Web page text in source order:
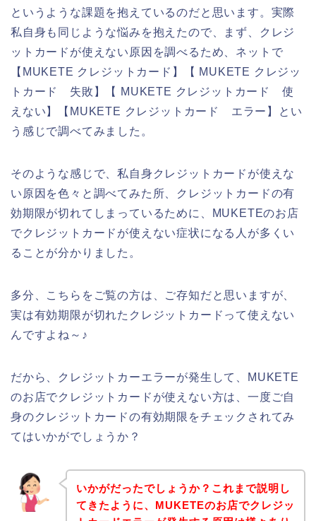
というような課題を抱えているのだと思います。実際
私自身も同じような悩みを抱えたので、まず、クレジ
ットカードが使えない原因を調べるため、ネットで
【MUKETE クレジットカード】【 MUKETE クレジッ
トカード 失敗】【 MUKETE クレジットカード 使
えない】【MUKETE クレジットカード エラー】とい
う感じで調べてみました。
そのような感じで、私自身クレジットカードが使えな
い原因を色々と調べてみた所、クレジットカードの有
効期限が切れてしまっているために、MUKETEのお店
でクレジットカードが使えない症状になる人が多くい
ることが分かりました。
多分、こちらをご覧の方は、ご存知だと思いますが、
実は有効期限が切れたクレジットカードって使えない
んですよね～♪
だから、クレジットカーエラーが発生して、MUKETE
のお店でクレジットカードが使えない方は、一度ご自
身のクレジットカードの有効期限をチェックされてみ
てはいかがでしょうか？
いかがだったでしょうか？これまで説明し
てきたように、MUKETEのお店でクレジッ